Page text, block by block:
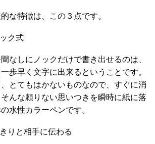
な特徴は、この３点です。
ク式
なしにノックだけで書き出せるのは、
歩早く文字に出来るということです。
とてもはかないものなので、すぐに消
んな頼りない思いつきを瞬時に紙に落
水性カラーペンです。
りと相手に伝わる